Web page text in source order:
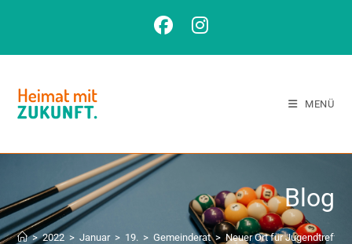
MENÜ
Blog
> 2022 > Januar > 19. > Gemeinderat > Neuer Ort für Jugendtreff